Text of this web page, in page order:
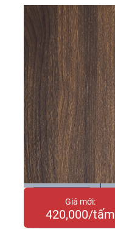
Giá mới:
420,000/tấm